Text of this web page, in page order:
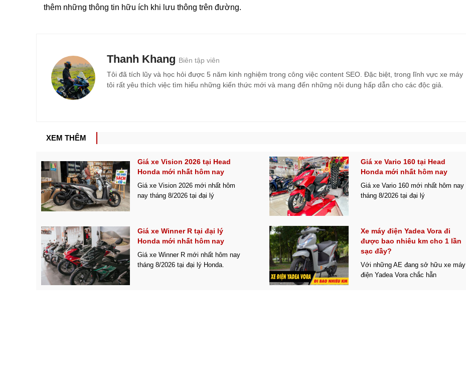
thêm những thông tin hữu ích khi lưu thông trên đường.
Thanh Khang Biên tập viên
Tôi đã tích lũy và học hỏi được 5 năm kinh nghiệm trong công việc content SEO. Đặc biệt, trong lĩnh vực xe máy
tôi rất yêu thích việc tìm hiểu những kiến thức mới và mang đến những nội dung hấp dẫn cho các độc giả.
XEM THÊM
Giá xe Vision 2026 tại Head
Honda mới nhất hôm nay
Giá xe Vision 2026 mới nhất hôm
nay tháng 8/2026 tại đại lý
Giá xe Vario 160 tại Head
Honda mới nhất hôm nay
Giá xe Vario 160 mới nhất hôm nay
tháng 8/2026 tại đại lý
Giá xe Winner R tại đại lý
Honda mới nhất hôm nay
Giá xe Winner R mới nhất hôm nay
tháng 8/2026 tại đại lý Honda.
Xe máy điện Yadea Vora đi
được bao nhiêu km cho 1 lần
sạc đầy?
Với những AE đang sở hữu xe máy
điện Yadea Vora chắc hẵn